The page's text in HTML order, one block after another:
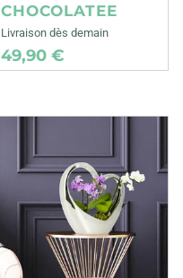
CHOCOLATEE
Livraison dès demain
49,90 €